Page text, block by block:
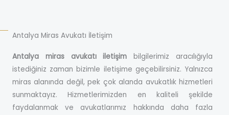
Antalya Miras Avukatı İletişim
Antalya miras avukatı iletişimbilgilerimiz aracılığıyla
istediğiniz zaman bizimle iletişime geçebilirsiniz. Yalnızca
miras alanında değil, pek çok alanda avukatlık hizmetleri
sunmaktayız. Hizmetlerimizden en kaliteli şekilde
faydalanmak ve avukatlarımız hakkında daha fazla